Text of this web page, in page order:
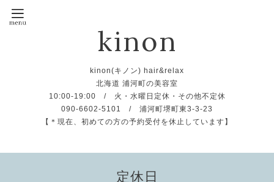
kinon
kinon(キノン) hair&relax
北海道 浦河町の美容室
10:00-19:00 / 火・水曜日定休・その他不定休
090-6602-5101 / 浦河町堺町東3-3-23
【＊現在、初めての方の予約受付を休止しています】
定休日